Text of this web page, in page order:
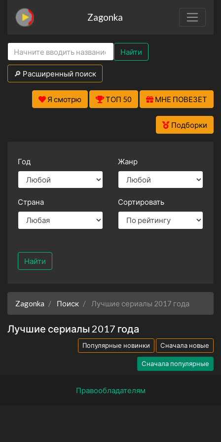
Zagonka
Найти
🔎 Расширенный поиск
Я смотрю ТОП 50 МНЕ ПОВЕЗЕТ
Подборки
Год Жанр
Страна Сортировать
Найти
Zagonka Поиск Лучшие сериалы 2017 года
Лучшие сериалы 2017 года
Популярные новинки Сначала новые
Сначала популярные
Правообладателям